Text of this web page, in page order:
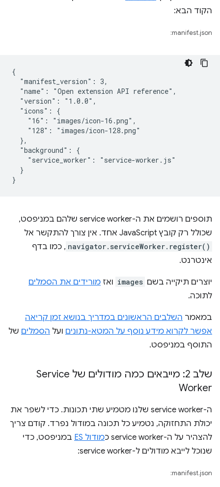
הקוד הבא:
manifest.json:
{
  "manifest_version": 3,
  "name": "Open extension API reference",
  "version": "1.0.0",
  "icons": {
    "16": "images/icon-16.png",
    "128": "images/icon-128.png"
  },
  "background": {
    "service_worker": "service-worker.js"
  }
תוספים רושמים את ה-service worker שלהם במניפסט,
שכולל רק קובץ JavaScript אחד. אין צורך להתקשר אל
navigator.serviceWorker.register() , כמו בדף
אינטרנט.
יוצרים תיקייה בשם images ואז מורידים את הסמלים
לתוכה.
במאמר השלבים הראשונים במדריך בנושא זמן קריאה
אפשר לקרוא מידע נוסף על המטא-נתונים ועל הסמלים של
התוסף במניפסט.
שלב 2: מייבאים כמה מודולים של Service
Worker
ה-service worker שלנו מטמיע שתי תכונות. כדי לשפר את
יכולת התחזוקה, נטמיע כל תכונה במודול נפרד. קודם צריך
להצהיר על ה-service worker כ
מודול ES
במניפסט, כדי
שנוכל לייבא מודולים ל-service worker:
manifest.json: